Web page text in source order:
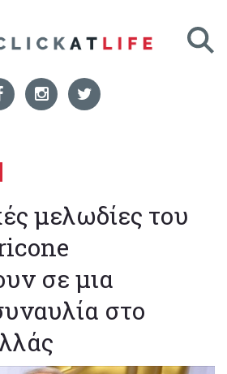
μελωδίες του
σε μια
στο